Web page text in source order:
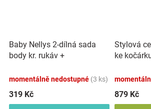
Baby Nellys 2-dílná sada
body kr. rukáv +
Little Star
momentálně nedostupné (3 ks)
319 Kč
Stylová
ke
879 Kč